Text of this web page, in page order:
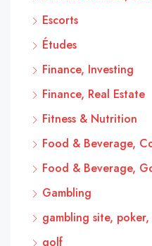
Escorts
Études
Finance, Investing
Finance, Real Estate
Fitness & Nutrition
Food & Beverage,
Food & Beverage,
Gambling
gambling site, poker,
golf